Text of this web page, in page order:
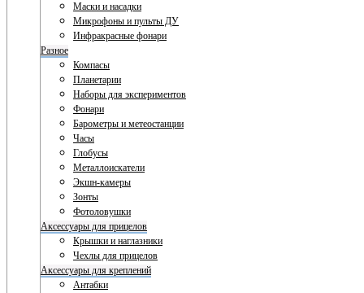
Маски и насадки
Микрофоны и пульты ДУ
Инфракрасные фонари
Разное
Компасы
Планетарии
Наборы для экспериментов
Фонари
Барометры и метеостанции
Часы
Глобусы
Металлоискатели
Экшн-камеры
Зонты
Фотоловушки
Аксессуары для прицелов
Крышки и наглазники
Чехлы для прицелов
Аксессуары для креплений
Антабки